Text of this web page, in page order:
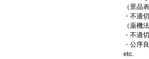
（景品
・不適
（薬機
・不適
・公序
etc.